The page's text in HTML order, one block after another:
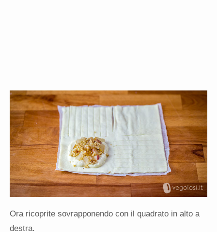
Ora ricoprite sovrapponendo con il quadrato in alto a
destra.